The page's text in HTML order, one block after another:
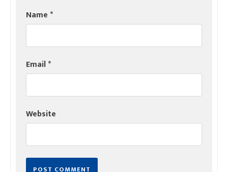
Name*
Email*
Website